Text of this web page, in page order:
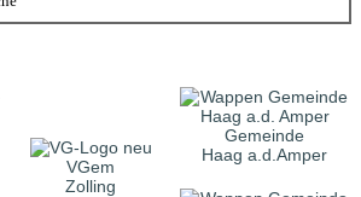
VGem
Zolling
Gemeinde
Haag a.d.Amper